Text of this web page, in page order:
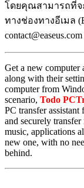
โดยคุณสามารถที่จ
ทางช่องทางอีเมล
Get a new computer
along with their
computer from
scenario, Todo
PC transfer
and securely
music, applications
new one, with no
behind.